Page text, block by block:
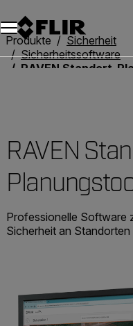
Unread messages
Modell
Entfernen
Elemente
Element
In den Warenkorb
Im Warenkorb
Produkte
Sicherheit
Sicherheitssoftware
RAVEN Standort-
RAVEN
Professionelle Software
Sicherheit an Standorten